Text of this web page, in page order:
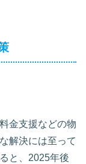
金支援などの物
解決には至って
と、2025年後